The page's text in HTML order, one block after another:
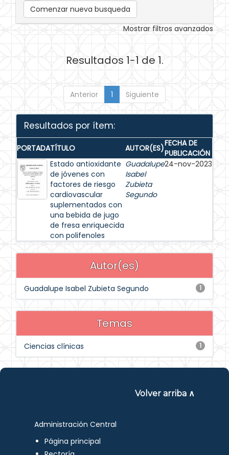
Comenzar nueva busqueda
Mostrar filtros avanzados
Resultados 1-1 de 1.
Anterior 1 Siguiente
Resultados por ítem:
PORTADATÍTULO AUTOR(ES)FECHA DE
PUBLICACIÓN
Estado antioxidante
de jóvenes con
factores de riesgo
cardiovascular
suplementados con
una bebida de jugo
de fresa enriquecida
con polifenoles
Guadalupe
Isabel
Zubieta
Segundo
24-nov-2023
Autor(es)
1
Guadalupe Isabel Zubieta Segundo
Temas
1
Ciencias clínicas
Volver arriba ∧
Administración Central
Página principal